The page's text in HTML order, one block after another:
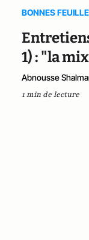
BONNES
1) : "la
Abnousse
1 min de lecture